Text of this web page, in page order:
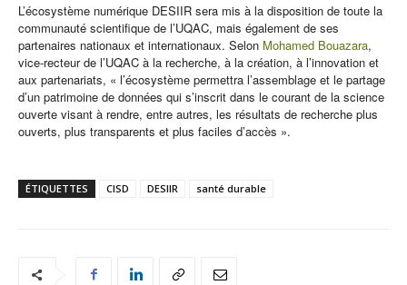
L’écosystème numérique DESIIR sera mis à la disposition de toute la
communauté scientifique de l’UQAC, mais également de ses
partenaires nationaux et internationaux. Selon Mohamed Bouazara,
vice-recteur de l’UQAC à la recherche, à la création, à l’innovation et
aux partenariats, « l’écosystème permettra l’assemblage et le partage
d’un patrimoine de données qui s’inscrit dans le courant de la science
ouverte visant à rendre, entre autres, les résultats de recherche plus
ouverts, plus transparents et plus faciles d’accès ».
ÉTIQUETTES CISD DESIIR santé durable